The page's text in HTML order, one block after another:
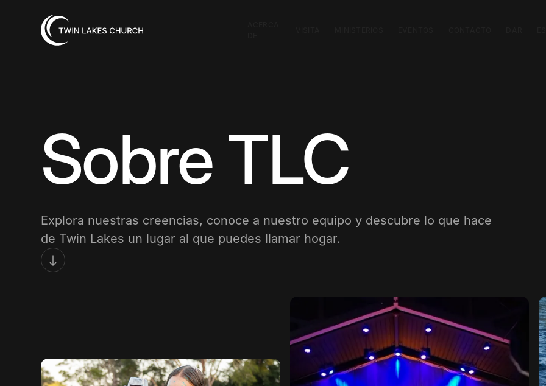
Sobre TLC
Explora nuestras creencias, conoce a nuestro equipo y descubre lo que hace
de Twin Lakes un lugar al que puedes llamar hogar.